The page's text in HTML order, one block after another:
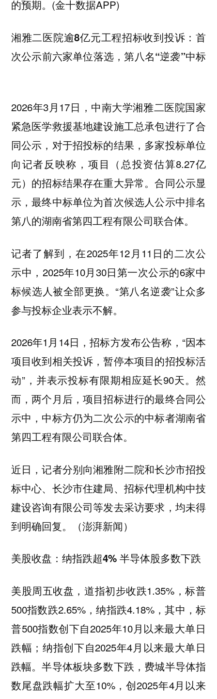
的预期。(金十数据APP)
湘雅二医院逾8亿元工程招标收到投诉：首
次公示前六家单位落选，第八名“逆袭”中标
2026年3月17日，中南大学湘雅二医院国家
紧急医学救援基地建设施工总承包进行了合
同公示，对于招投标的结果，多家投标单位
向记者反映称，项目（总投资估算8.27亿
元）的招标结果存在重大异常。合同公示显
示，最终中标单位为首次候选人公示中排名
第八的湖南省第四工程有限公司联合体。
记者了解到，在2025年12月11日的二次公
示中，2025年10月30日第一次公示的6家中
标候选人被全部更换。“第八名逆袭”让众多
参与投标企业表示不解。
2026年1月14日，招标方发布公告称，“因本
项目收到相关投诉，暂停本项目的招投标活
动”，并表示投标有限期相应延长90天。然
而，两个月后，项目招标进行的最终合同公
示中，中标方仍为二次公示的中标者湖南省
第四工程有限公司联合体。
近日，记者分别向湘雅附二院和长沙市招投
标中心、长沙市住建局、招标代理机构中技
建设咨询有限公司等发去采访要求，均未得
到明确回复。（澎湃新闻）
美股收盘：纳指跌超4% 半导体股多数下跌
美股周五收盘，道指初步收跌1.35%，标普
500指数跌2.65%，纳指跌4.18%，其中，标
普500指数创下自2025年10月以来最大单日
跌幅；纳指创下自2025年4月以来最大单日
跌幅。半导体板块多数下跌，费城半导体指
数尾盘跌幅扩大至10%，创2025年4月以来